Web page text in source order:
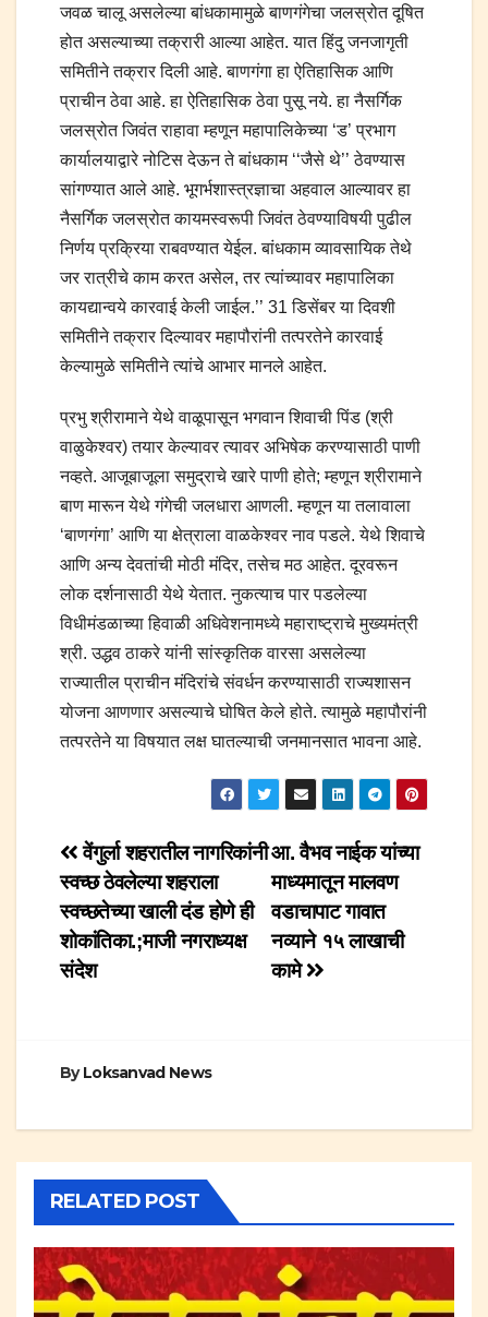
जवळ चालू असलेल्या बांधकामामुळे बाणगंगेचा जलस्रोत दूषित
होत असल्याच्या तक्रारी आल्या आहेत. यात हिंदु जनजागृती
समितीने तक्रार दिली आहे. बाणगंगा हा ऐतिहासिक आणि
प्राचीन ठेवा आहे. हा ऐतिहासिक ठेवा पुसू नये. हा नैसर्गिक
जलस्रोत जिवंत राहावा म्हणून महापालिकेच्या ‘ड’ प्रभाग
कार्यालयाद्वारे नोटिस देऊन ते बांधकाम ‘‘जैसे थे’’ ठेवण्यास
सांगण्यात आले आहे. भूगर्भशास्त्रज्ञाचा अहवाल आल्यावर हा
नैसर्गिक जलस्रोत कायमस्वरूपी जिवंत ठेवण्याविषयी पुढील
निर्णय प्रक्रिया राबवण्यात येईल. बांधकाम व्यावसायिक तेथे
जर रात्रीचे काम करत असेल, तर त्यांच्यावर महापालिका
कायद्यान्वये कारवाई केली जाईल.’’ 31 डिसेंबर या दिवशी
समितीने तक्रार दिल्यावर महापौरांनी तत्परतेने कारवाई
केल्यामुळे समितीने त्यांचे आभार मानले आहेत.
प्रभु श्रीरामाने येथे वाळूपासून भगवान शिवाची पिंड (श्री
वाळुकेश्‍वर) तयार केल्यावर त्यावर अभिषेक करण्यासाठी पाणी
नव्हते. आजूबाजूला समुद्राचे खारे पाणी होते; म्हणून श्रीरामाने
बाण मारून येथे गंगेची जलधारा आणली. म्हणून या तलावाला
‘बाणगंगा’ आणि या क्षेत्राला वाळकेश्‍वर नाव पडले. येथे शिवाचे
आणि अन्य देवतांची मोठी मंदिर, तसेच मठ आहेत. दूरवरून
लोक दर्शनासाठी येथे येतात. नुकत्याच पार पडलेल्या
विधीमंडळाच्या हिवाळी अधिवेशनामध्ये महाराष्ट्राचे मुख्यमंत्री
श्री. उद्धव ठाकरे यांनी सांस्कृतिक वारसा असलेल्या
राज्यातील प्राचीन मंदिरांचे संवर्धन करण्यासाठी राज्यशासन
योजना आणणार असल्याचे घोषित केले होते. त्यामुळे महापौरांनी
तत्परतेने या विषयात लक्ष घातल्याची जनमानसात भावना आहे.
Post
navigation
आ. वैभव नाईक यांच्या
माध्यमातून मालवण
वडाचापाट गावात
नव्याने १५ लाखाची
कामे
वेंगुर्ला शहरातील नागरिकांनी
स्वच्छ ठेवलेल्या शहराला
स्वच्छतेच्या खाली दंड होणे ही
शोकांतिका.;माजी नगराध्यक्ष
संदेश
ByLoksanvad News
RELATED POST